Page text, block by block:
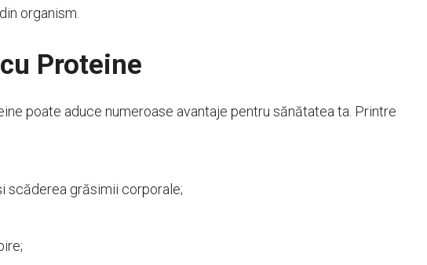
organism.
Proteine
poate aduce numeroase avantaje pentru sănătatea ta. Printre
scăderea grăsimii corporale;